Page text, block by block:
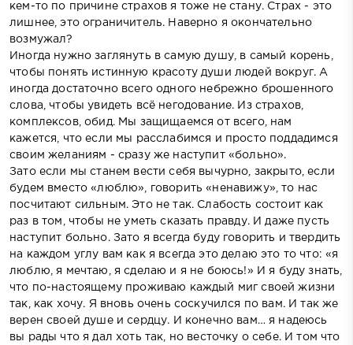
кем-то по причине страхов я тоже не стану. Страх - это
лишнее, это ограничитель. Наверно я окончательно
возмужал?
Иногда нужно заглянуть в самую душу, в самый корень,
чтобы понять истинную красоту души людей вокруг. А
иногда достаточно всего одного небрежно брошенного
слова, чтобы увидеть всё негодование. Из страхов,
комплексов, обид. Мы защищаемся от всего, нам
кажется, что если мы расслабимся и просто поддадимся
своим желаниям - сразу же наступит «больно».
Зато если мы станем вести себя вычурно, закрыто, если
будем вместо «люблю», говорить «ненавижу», то нас
посчитают сильным. Это не так. Слабость состоит как
раз в том, чтобы не уметь сказать правду. И даже пусть
наступит больно. Зато я всегда буду говорить и твердить
на каждом углу вам как я всегда это делаю это то что: «я
люблю, я мечтаю, я сделаю и я не боюсь!» И я буду знать,
что по-настоящему проживаю каждый миг своей жизни
так, как хочу. Я вновь очень соскучился по вам. И так же
верен своей душе и сердцу. И конечно вам… я надеюсь
вы рады что я дал хоть так, но весточку о себе. И том что